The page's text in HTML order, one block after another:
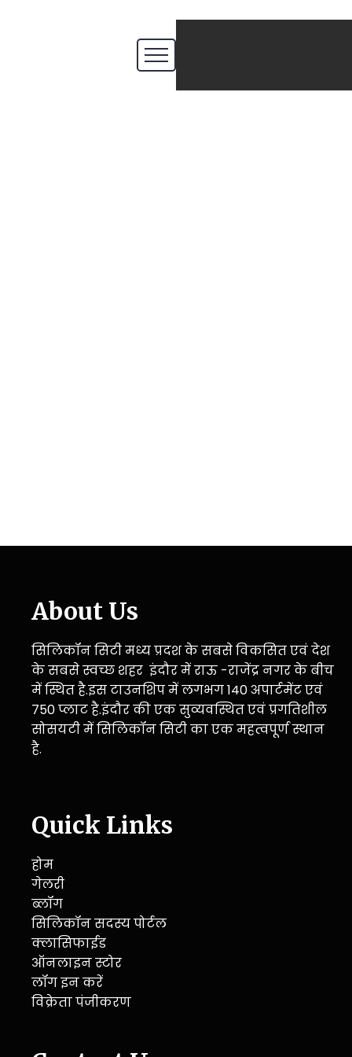
About Us
सिलिकॉन सिटी मध्य प्रदश के सबसे विकसित एवं देश
के सबसे स्वच्छ शहर इंदौर में राऊ -राजेंद्र नगर के बीच
में स्थित है.इस टाउनशिप में लगभग 140 अपार्टमेंट एवं
750 प्लाट है.इंदौर की एक सुव्यवस्थित एवं प्रगतिशील
सोसयटी में सिलिकॉन सिटी का एक महत्वपूर्ण स्थान
है.
Quick Links
होम
गेलरी
ब्लॉग
सिलिकॉन सदस्य पोर्टल
क्लासिफाईड
ऑनलाइन स्टोर
लॉग इन करें
विक्रेता पंजीकरण